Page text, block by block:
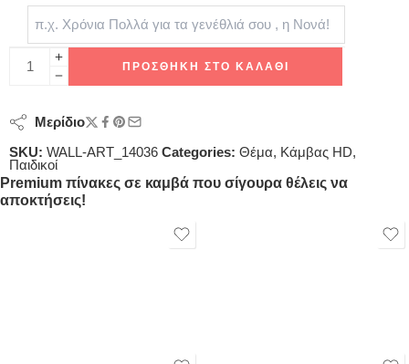
ΠΡΟΣΘΉΚΗ ΣΤΟ ΚΑΛΆΘΙ
Μερίδιο
SKU: WALL-ART_14036 Categories: Θέμα, Κάμβας HD,
Παιδικοί
Premium πίνακες σε καμβά που σίγουρα θέλεις να
αποκτήσεις!